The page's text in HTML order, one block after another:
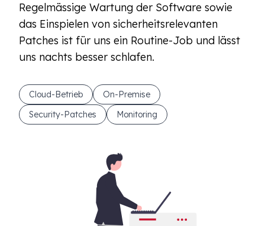
Regelmässige Wartung der Software sowie
das Einspielen von sicherheitsrelevanten
Patches ist für uns ein Routine-Job und lässt
uns nachts besser schlafen.
Cloud-Betrieb
On-Premise
Security-Patches
Monitoring